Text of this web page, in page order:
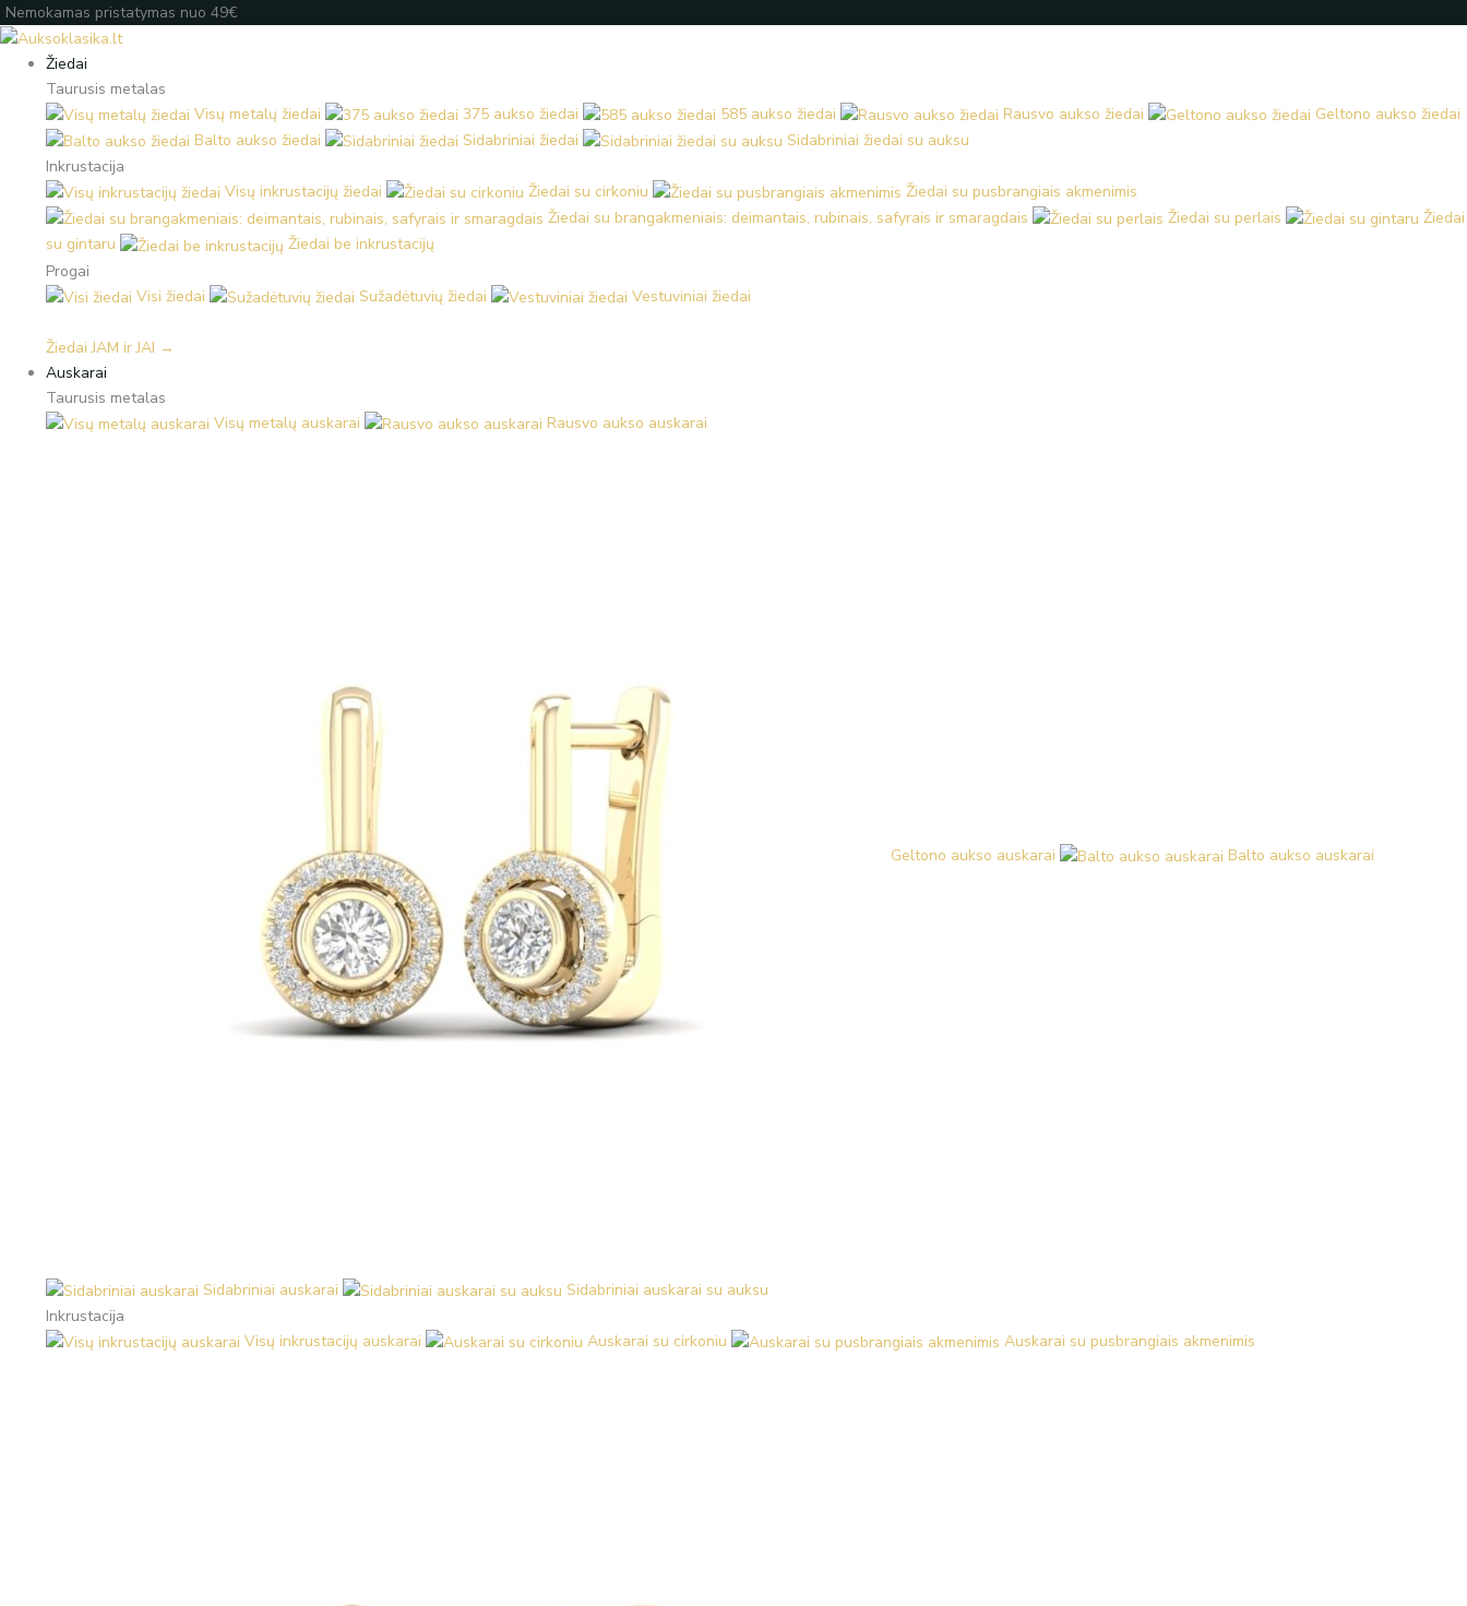
Pereiti
prie
turinio
Nemokamas pristatymas nuo 49€
Žiedai
Taurusis metalas
Visų metalų žiedai
375 aukso žiedai 585 aukso žiedai Rausvo aukso žiedai
Geltono aukso žiedai
Balto aukso žiedai
Sidabriniai žiedai
Sidabriniai žiedai su auksu
Inkrustacija
Visų inkrustacijų žiedai
Žiedai su cirkoniu
Žiedai su pusbrangiais akmenimis
Žiedai su brangakmeniais: deimantais, rubinais, safyrais ir smaragdais
Žiedai su perlais
Žiedai
su gintaru
Žiedai be inkrustacijų
Progai
Visi žiedai
Sužadėtuvių žiedai Vestuviniai žiedai
Žiedai JAM ir JAI →
Auskarai
Taurusis metalas
Visų metalų auskarai
Rausvo aukso auskarai
Geltono aukso auskarai Balto aukso auskarai
Sidabriniai auskarai
Sidabriniai auskarai su auksu
Inkrustacija
Visų inkrustacijų auskarai
Auskarai su cirkoniu Auskarai su pusbrangiais akmenimis
Products
search
Products
search
Įveskite
el.
paštą